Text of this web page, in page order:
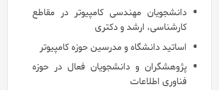
دانشجویان مهندسی کامپیوتر در مقاطع
کارشناسی، ارشد و دکتری
اساتید دانشگاه و مدرسین حوزه کامپیوتر
پژوهشگران و دانشجویان فعال در حوزه
فناوری اطلاعات